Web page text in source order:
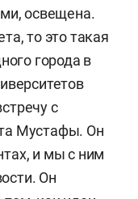
освещена.
то это такая
города в
с
Мустафы. Он
и мы с ним
Он